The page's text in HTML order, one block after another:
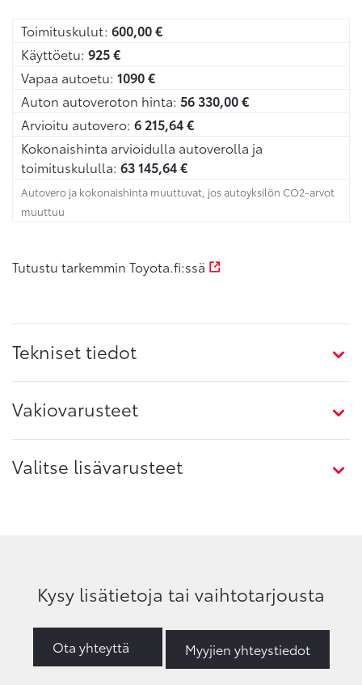
Toimituskulut: 600,00€
Käyttöetu: 925€
Vapaa autoetu: 1090€
Auton autoveroton hinta: 56 330,00€
Arvioitu autovero: 6 215,64€
Kokonaishinta arvioidulla autoverolla ja
toimituskululla: 63 145,64€
Autovero ja kokonaishinta muuttuvat, jos autoyksilön CO2-arvot
muuttuu
Tutustu tarkemmin Toyota.fi:ssä
Tekniset tiedot
Vakiovarusteet
Valitse lisävarusteet
Kysy lisätietoja tai vaihtotarjousta
Ota yhteyttä Myyjien yhteystiedot